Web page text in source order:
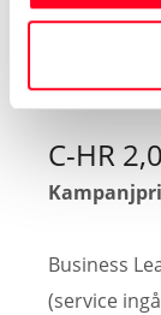
C-HR
Business
(service